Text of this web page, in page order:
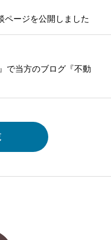
ページを公開しました
で当方のブログ『不動